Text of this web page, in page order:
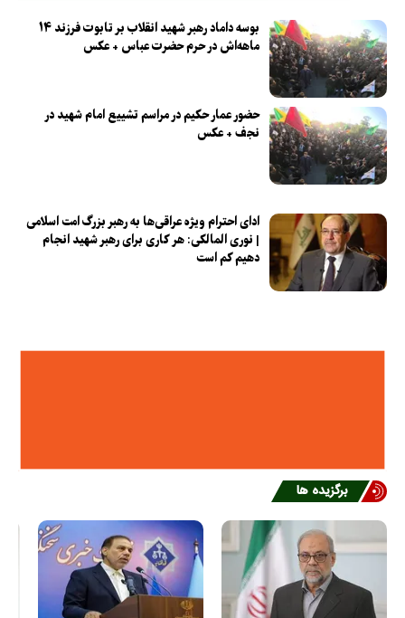
بوسه داماد رهبر شهید انقلاب بر تابوت فرزند ۱۴
ماهه‌اش در حرم حضرت عباس + عکس
حضور عمار حکیم در مراسم تشییع امام شهید در
نجف + عکس
ادای احترام ویژه عراقی‌ها به رهبر بزرگ امت اسلامی
| نوری المالکی: هر کاری برای رهبر شهید انجام
دهیم کم است
برگزیده ها